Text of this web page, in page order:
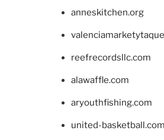
anneskitchen.org
reefrecordsllc.com
alawaffle.com
aryouthfishing.com
united-basketball.com